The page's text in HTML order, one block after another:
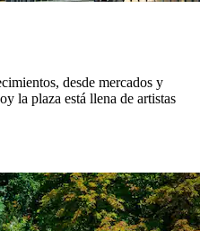
desde mercados y
la plaza está llena de artistas